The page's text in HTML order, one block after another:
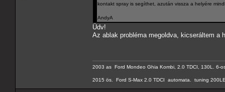
kontakt spray is segíthet, azután vissza a helyére
AndyA
Üdv!
Az ablak probléma megoldva, kicseráltem
2003 as Ford Mondeo Ghia Kombi, 2.0 TDCI, 130L. 6-
2015 ös. Ford S-Max 2.0 TDCI automata. tuning